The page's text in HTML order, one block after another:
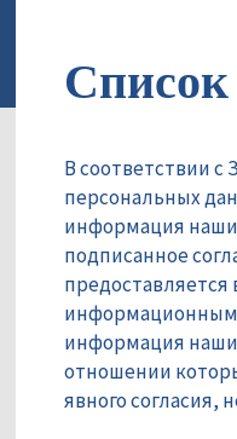
В соответствии с
персональных
информация
подписанное
предоставляется
информационным
информация
отношении
явного согласия,